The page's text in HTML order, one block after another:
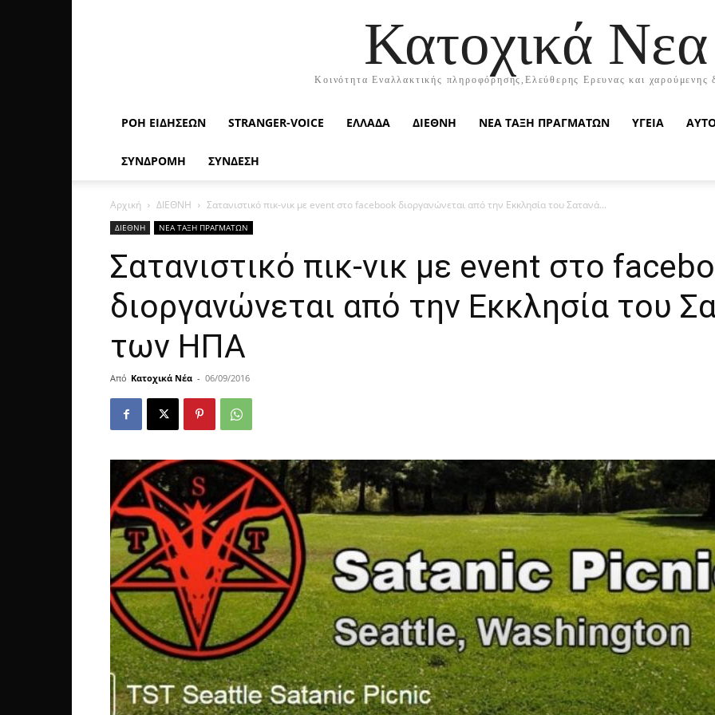
Κατοχικά Νεα
Κοινότητα Εναλλακτικής πληροφόρησης,Ελεύθερης Ερευνας και χαρούμενης
ΡΟΉ ΕΙΔΉΣΕΩΝ STRANGER-VOICE ΕΛΛΑΔΑ ΔΙΕΘΝΗ ΝΕΑ ΤΑΞΗ ΠΡΑΓΜΑΤΩΝ ΥΓΕΙΑ
ΣΥΝΔΡΟΜΗ ΣΥΝΔΕΣΗ
Αρχική ΔΙΕΘΝΗ Σατανιστικό πικ-νικ με event στο facebook διοργανώνεται από την Εκκλησία του Σατανά...
ΔΙΕΘΝΗ ΝΕΑ ΤΑΞΗ ΠΡΑΓΜΑΤΩΝ
Σατανιστικό πικ-νικ με event στο
διοργανώνεται από την Εκκλησία του
των ΗΠΑ
Από Κατοχικά Νέα - 06/09/2016